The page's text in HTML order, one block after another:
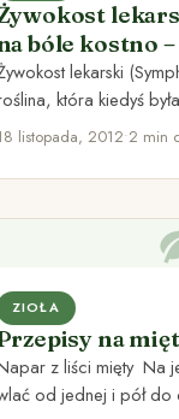
bóle kostno
lekarski
która kiedyś
w literaturze
listopada, 2012•2 min
ZIOŁA
na
z liści mięty Na
od jednej i pół do